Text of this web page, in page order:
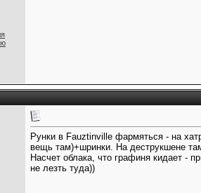
Рунки в Fauztinville фармяться - на
вещь там)+шринки. На деструкшене
Насчет облака, что графиня кидает -
не лезть туда))